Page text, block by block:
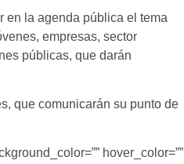
en la agenda pública el tema
empresas, sector
públicas, que darán
que comunicarán su punto de
hover_color=””